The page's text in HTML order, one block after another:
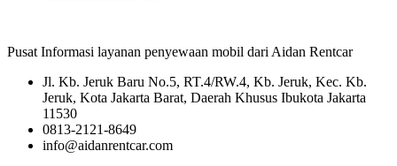
Pusat Informasi layanan penyewaan mobil dari Aidan Rentcar
Jl. Kb. Jeruk Baru No.5, RT.4/RW.4, Kb. Jeruk, Kec. Kb.
Jeruk, Kota Jakarta Barat, Daerah Khusus Ibukota Jakarta
11530
0813-2121-8649
info@aidanrentcar.com